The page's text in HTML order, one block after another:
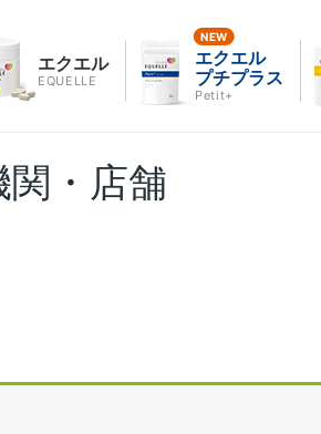
エクエル
EQUELLE
エクエル
プチプラス
Petit+
・店舗